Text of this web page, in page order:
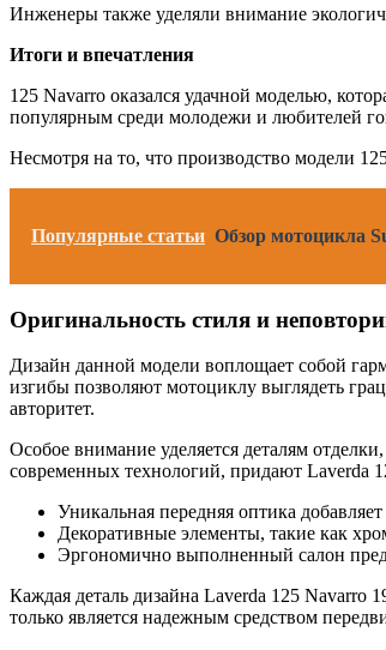
Инженеры также уделяли внимание
Итоги и впечатления
125 Navarro оказался удачной моделью,
популярным среди молодежи и любителей
Несмотря на то, что производство модели
Популярные статьи Обзор мотоцикла
Оригинальность стиля и
Дизайн данной модели воплощает собой
изгибы позволяют мотоциклу выглядеть
авторитет.
Особое внимание уделяется деталям
современных технологий, придают Laverda
Уникальная передняя оптика
Декоративные элементы, такие как
Эргономично выполненный салон
Каждая деталь дизайна Laverda 125 Navarro
только является надежным средством